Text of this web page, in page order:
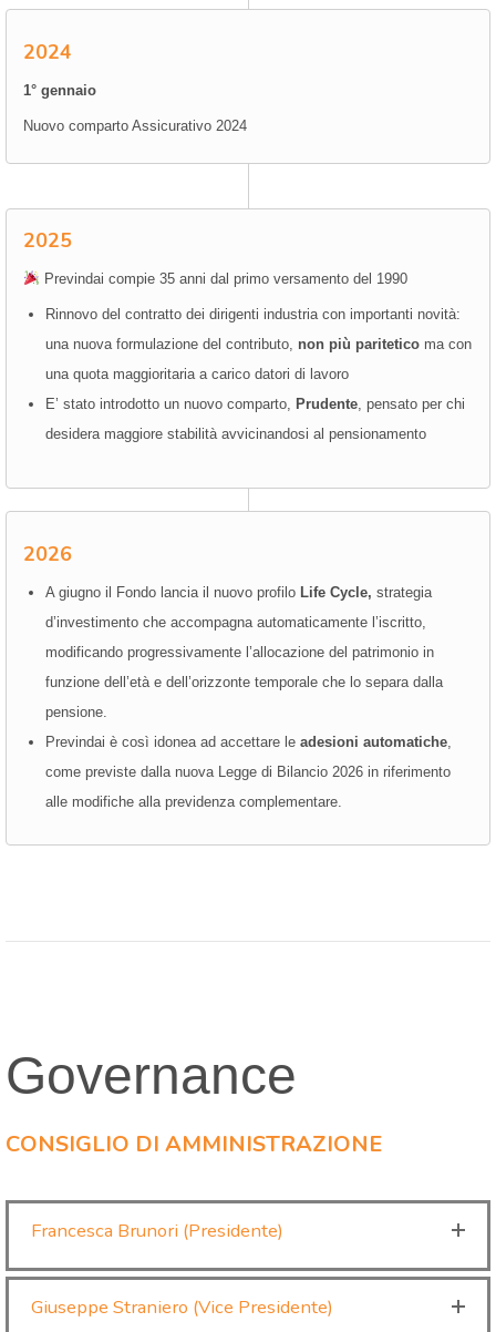
2024
1° gennaio
Nuovo comparto Assicurativo 2024
2025
Previndai compie 35 anni dal primo versamento del 1990
Rinnovo del contratto dei dirigenti industria con importanti novità:
una nuova formulazione del contributo, non più paritetico ma con
una quota maggioritaria a carico datori di lavoro
E’ stato introdotto un nuovo comparto, Prudente , pensato per chi
desidera maggiore stabilità avvicinandosi al pensionamento
2026
A giugno il Fondo lancia il nuovo profilo Life Cycle, strategia
d’investimento che accompagna automaticamente l’iscritto,
modificando progressivamente l’allocazione del patrimonio in
funzione dell’età e dell’orizzonte temporale che lo separa dalla
pensione.
Previndai è così idonea ad accettare le adesioni automatiche
come previste dalla nuova Legge di Bilancio 2026 in riferimento
alle modifiche alla previdenza complementare.
Governance
CONSIGLIO DI AMMINISTRAZIONE
Francesca Brunori (Presidente)
Giuseppe Straniero (Vice Presidente)